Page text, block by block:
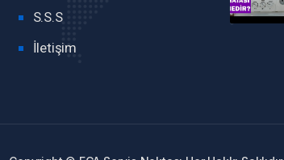
S.S.S
İletişim